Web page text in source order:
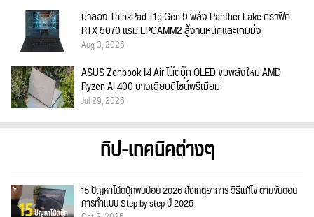
น่าลอง ThinkPad T1g Gen 9 พลัง Panther Lake กราฟิก
RTX 5070 แรม LPCAMM2 สู้งานหนักและเกมมิ่ง
Aug 3, 2026
ASUS Zenbook 14 Air โน้ตบุ๊ก OLED ขุมพลังใหม่ AMD
Ryzen AI 400 บางเฉียบดีไซน์พรีเมียม
Jul 29, 2026
ทิป-เทคนิคต่างๆ
15 ปัญหาโน้ตบุ๊กพบบ่อย 2026 สังเกตุอาการ วิธีแก้ไข ตามขั้นตอน
การทำแบบ Step by step ปี 2025